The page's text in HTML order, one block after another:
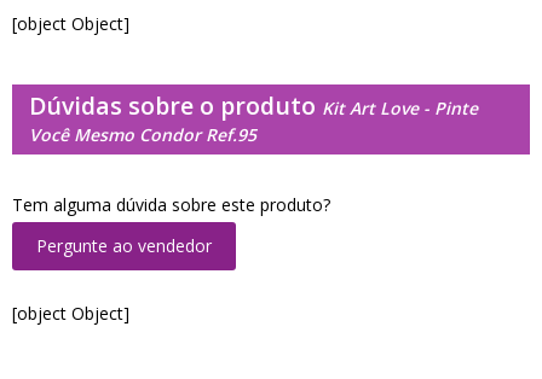
[object Object]
Dúvidas sobre o produto Kit Art Love - Pinte
Você Mesmo Condor Ref.95
Tem alguma dúvida sobre este produto?
Pergunte ao vendedor
[object Object]